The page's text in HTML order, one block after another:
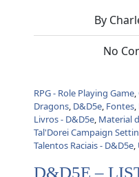
By
No
RPG - Role Playing Game,
Dragons, D&D5e, Fontes,
Livros - D&D5e, Material
Tal'Dorei Campaign
Talentos Raciais - D&D5e,
D&D5E –